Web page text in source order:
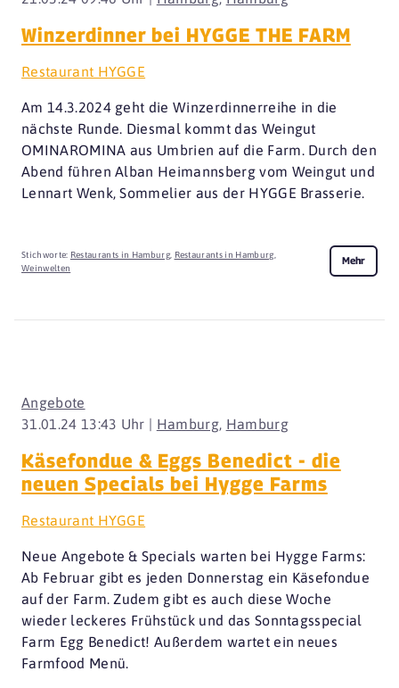
Winzerdinner bei HYGGE THE FARM
Restaurant HYGGE
Am 14.3.2024 geht die Winzerdinnerreihe in die
nächste Runde. Diesmal kommt das Weingut
OMINAROMINA aus Umbrien auf die Farm. Durch den
Abend führen Alban Heimannsberg vom Weingut und
Lennart Wenk, Sommelier aus der HYGGE Brasserie.
Stichworte: Restaurants in Hamburg, Restaurants in Hamburg
Weinwelten
Mehr
31.01.24 13:43 Uhr | Hamburg, Hamburg
Angebote
Käsefondue & Eggs Benedict - die
neuen Specials bei Hygge Farms
Restaurant HYGGE
Neue Angebote & Specials warten bei Hygge Farms:
Ab Februar gibt es jeden Donnerstag ein Käsefondue
auf der Farm. Zudem gibt es auch diese Woche
wieder leckeres Frühstück und das Sonntagsspecial
Farm Egg Benedict! Außerdem wartet ein neues
Farmfood Menü.